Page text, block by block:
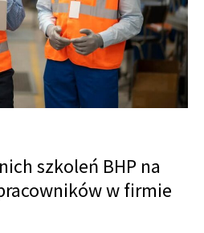
szkoleń BHP na
w firmie